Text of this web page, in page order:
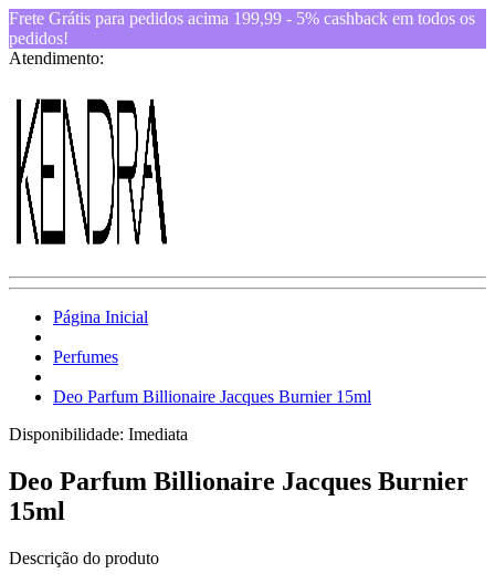
Frete Grátis para pedidos acima 199,99 - 5% cashback em todos os
pedidos!
Atendimento:
Página Inicial
Perfumes
Deo Parfum Billionaire Jacques Burnier 15ml
Disponibilidade: Imediata
Deo Parfum Billionaire Jacques Burnier
15ml
Descrição do produto